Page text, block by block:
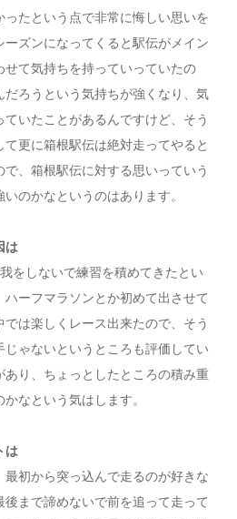
たという点で非常に悔しい思いを
ーズンになってくると駅伝がメイン
せて気持ちを持っていっていたの
だろうという気持ちが強くなり、気
いたことがあるんですけど、そう
更に箱根駅伝は絶対走ってやると
、箱根駅伝に対する思いっていう
のかなというのはあります。
は
をしないで練習を積めてきたとい
ーフマラソンとか初めて出させて
は楽しくレース出来たので、そう
ゃないというところも評価してい
あり、ちょっとしたところの積み重
なという気はします。
は
初から突っ込んで走るのが好きな
まで諦めないで前を追って走って